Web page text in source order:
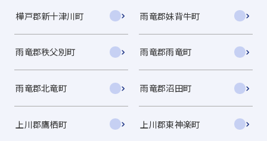
樺戸郡新十津川町 雨竜郡妹背牛町
雨竜郡秩父別町 雨竜郡雨竜町
雨竜郡北竜町 雨竜郡沼田町
上川郡鷹栖町 上川郡東神楽町